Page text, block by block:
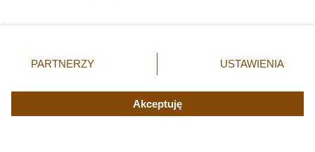
Tarczyński
g
zmienić/wycofać klikając przycisk ustawień prywatności
znajdujący się w lewym dolnym rogu strony. Niektóre
użytkownika, ale masz prawo sprzeciwić się takiemu
przetwarzaniu. Preferencje będą miały zastosowania tylko
PARTNERZY USTAWIENIA
Akceptuję